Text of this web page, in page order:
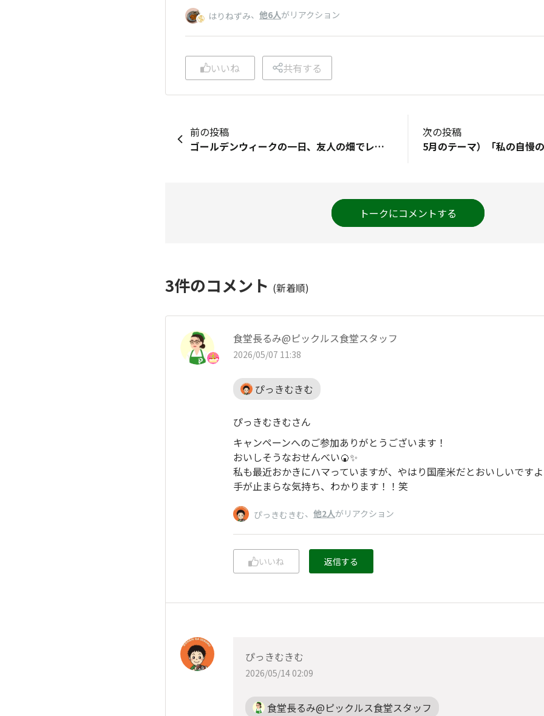
はりねずみ、 他6人がリアクション
いいね 共有する
前の投稿
ゴールデンウィークの一日、友人の畑でレタスの収穫を手伝いました。お土産にレタスの玉を何玉かいただきました。今夜の夕食は、いただいたレタスでレタス料理のオンパレードです。レタス好きな我が家には、最高のご馳走です。
次の投稿
トークにコメントする
3件のコメント (新着順)
食堂長るみ@ピックルス食堂スタッフ
2026/05/07 11:38
ぴっきむきむ
ぴっきむきむさん
キャンペーンへのご参加ありがとうございます！
おいしそうなおせんべい🍘✨
私も最近おかきにハマっていますが、やはり国産米だとおいしいです
手が止まらな気持ち、わかります！！笑
ぴっきむきむ、 他2人がリアクション
いいね 返信する
ぴっきむきむ
2026/05/14 02:09
食堂長るみ@ピックルス食堂スタッフ